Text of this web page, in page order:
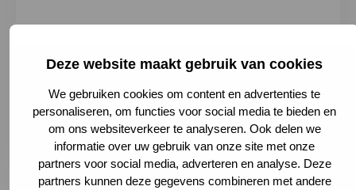
Deze website maakt gebruik van cookies
We gebruiken cookies om content en advertenties te
personaliseren, om functies voor social media te bieden en
om ons websiteverkeer te analyseren. Ook delen we
informatie over uw gebruik van onze site met onze
partners voor social media, adverteren en analyse. Deze
partners kunnen deze gegevens combineren met andere
Kon. Julianaplein 58, 1502 DV Zaandam,
Netherlands
075-6502911
Plan je routeDeze link leidt naar een externe